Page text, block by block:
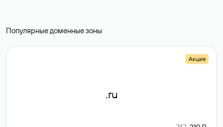
Популярные доменные зоны
Акция
.ru